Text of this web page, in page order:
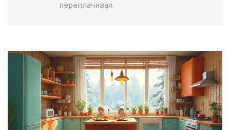
переплачивая.